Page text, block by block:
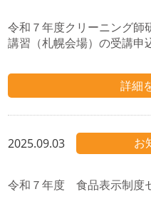
令和７年度クリーニング師
講習（札幌会場）の受講申
詳細
2025.09.03 お
令和７年度 食品表示制度